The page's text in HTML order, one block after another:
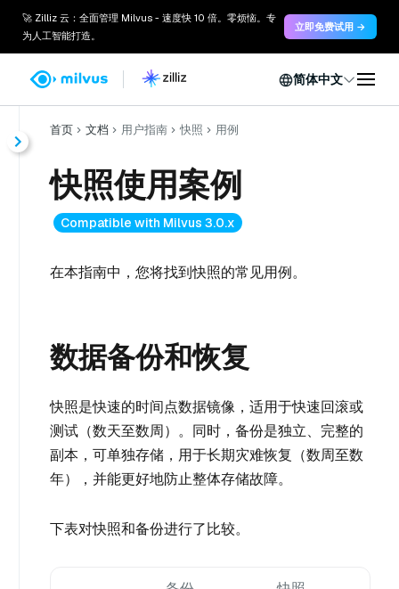
🚀 Zilliz 云：全面管理 Milvus - 速度快 10 倍。零烦恼。专
为人工智能打造。
立即免费试用 →
简体中文
首页 文档 用户指南 快照 用例
快照使用案例
Compatible with Milvus 3.0.x
在本指南中，您将找到快照的常见用例。
数据备份和恢复
快照是快速的时间点数据镜像，适用于快速回滚或
测试（数天至数周）。同时，备份是独立、完整的
副本，可单独存储，用于长期灾难恢复（数周至数
年），并能更好地防止整体存储故障。
下表对快照和备份进行了比较。